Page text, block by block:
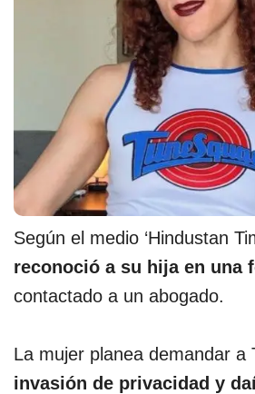
Según el medio ‘Hindustan
reconoció a su hija en una
contactado a un abogado.
La mujer planea demandar a
invasión de privacidad y